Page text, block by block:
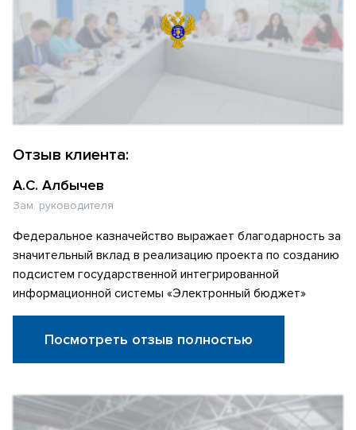
Отзыв клиента:
А.С. Албычев
Зам. руководителя
Федеральное казначейство выражает благодарность за
значительный вклад в реализацию проекта по созданию
подсистем государственной интегрированной
информационной системы «Электронный бюджет»
Посмотреть отзыв полностью